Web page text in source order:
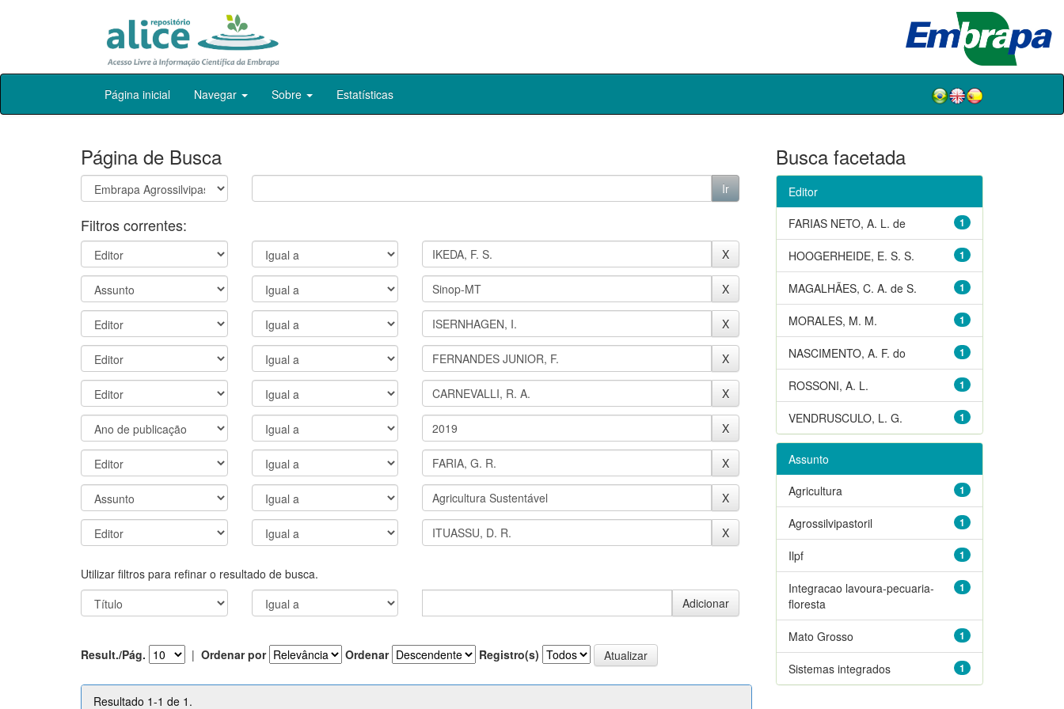
Skip
Página inicial Navegar Sobre Estatísticas
Página de Busca
Filtros correntes:
Utilizar filtros para refinar o resultado de busca.
Result./Pág. | Ordenar por Ordenar Registro(s)
Resultado 1-1 de 1.
Busca facetada
Editor
1
FARIAS NETO, A. L. de
1
HOOGERHEIDE, E. S. S.
1
MAGALHÃES, C. A. de S.
1
MORALES, M. M.
1
NASCIMENTO, A. F. do
1
ROSSONI, A. L.
1
VENDRUSCULO, L. G.
Assunto
1
Agricultura
1
Agrossilvipastoril
1
Ilpf
1
Integracao lavoura-pecuaria-
floresta
1
Mato Grosso
1
Sistemas integrados